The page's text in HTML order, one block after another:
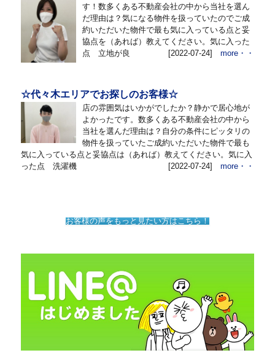
す！数多くある不動産会社の中から当社を選ん
だ理由は？気になる物件を扱っていたのでご成
約いただいた物件で最も気に入っている点と妥
協点を（あれば）教えてください。気に入った
点 立地が良
[2022-07-24] more・・
☆代々木エリアでお探しのお客様☆
店の雰囲気はいかがでしたか？静かで居心地が
よかったです。数多くある不動産会社の中から
当社を選んだ理由は？自分の条件にピッタリの
物件を扱っていたご成約いただいた物件で最も
気に入っている点と妥協点は（あれば）教えてください。気に入
った点 洗濯機
[2022-07-24] more・・
お客様の声をもっと見たい方はこちら！